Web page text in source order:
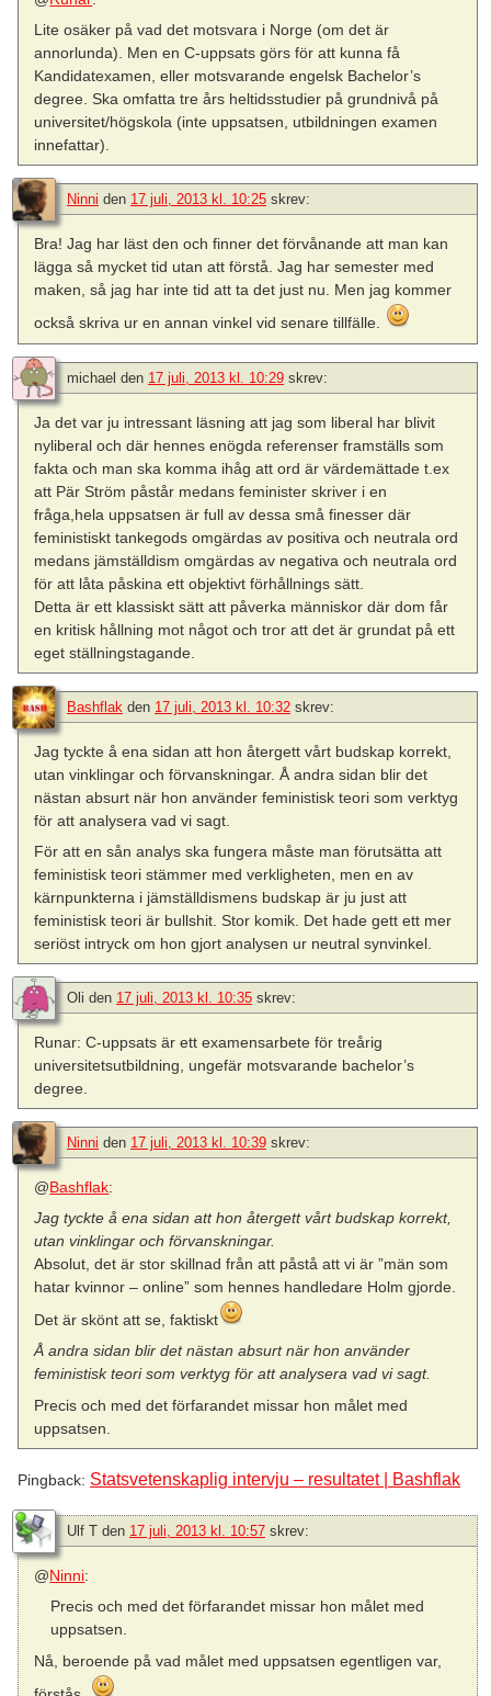
Lite osäker på vad det motsvara i Norge (om det är
annorlunda). Men en C-uppsats görs för att kunna få
Kandidatexamen, eller motsvarande engelsk Bachelor’s
degree. Ska omfatta tre års heltidsstudier på grundnivå på
universitet/högskola (inte uppsatsen, utbildningen examen
innefattar).
Ninni den 17 juli, 2013 kl. 10:25 skrev:
Bra! Jag har läst den och finner det förvånande att man kan
lägga så mycket tid utan att förstå. Jag har semester med
maken, så jag har inte tid att ta det just nu. Men jag kommer
också skriva ur en annan vinkel vid senare tillfälle.
michael den 17 juli, 2013 kl. 10:29 skrev:
Ja det var ju intressant läsning att jag som liberal har blivit
nyliberal och där hennes enögda referenser framställs som
fakta och man ska komma ihåg att ord är värdemättade t.ex
att Pär Ström påstår medans feminister skriver i en
fråga,hela uppsatsen är full av dessa små finesser där
feministiskt tankegods omgärdas av positiva och neutrala ord
medans jämställdism omgärdas av negativa och neutrala ord
för att låta påskina ett objektivt förhållnings sätt.
Detta är ett klassiskt sätt att påverka människor där dom får
en kritisk hållning mot något och tror att det är grundat på ett
eget ställningstagande.
Bashflak den 17 juli, 2013 kl. 10:32 skrev:
Jag tyckte å ena sidan att hon återgett vårt budskap korrekt,
utan vinklingar och förvanskningar. Å andra sidan blir det
nästan absurt när hon använder feministisk teori som verktyg
för att analysera vad vi sagt.
För att en sån analys ska fungera måste man förutsätta att
feministisk teori stämmer med verkligheten, men en av
kärnpunkterna i jämställdismens budskap är ju just att
feministisk teori är bullshit. Stor komik. Det hade gett ett mer
seriöst intryck om hon gjort analysen ur neutral synvinkel.
Oli den 17 juli, 2013 kl. 10:35 skrev:
Runar: C-uppsats är ett examensarbete för treårig
universitetsutbildning, ungefär motsvarande bachelor’s
degree.
Ninni den 17 juli, 2013 kl. 10:39 skrev:
@Bashflak:
Jag tyckte å ena sidan att hon återgett vårt budskap korrekt,
utan vinklingar och förvanskningar.
Absolut, det är stor skillnad från att påstå att vi är ”män som
hatar kvinnor – online” som hennes handledare Holm gjorde.
Det är skönt att se, faktiskt
Å andra sidan blir det nästan absurt när hon använder
feministisk teori som verktyg för att analysera vad vi sagt.
Precis och med det förfarandet missar hon målet med
uppsatsen.
Pingback: Statsvetenskaplig intervju – resultatet | Bashflak
Ulf T den 17 juli, 2013 kl. 10:57 skrev:
@Ninni:
Precis och med det förfarandet missar hon målet med
uppsatsen.
Nå, beroende på vad målet med uppsatsen egentligen var,